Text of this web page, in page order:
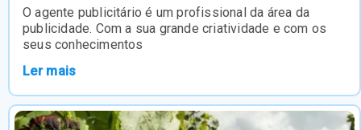
O agente publicitário é um profissional da área da
publicidade. Com a sua grande criatividade e com os
seus conhecimentos
Ler mais